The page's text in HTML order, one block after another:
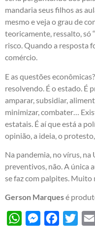
mandaria seus filhos as
mesmo e veja o grau de
teoricamente, ressalto, só
risco. Quando a resposta
comércio.
E as questões
resolvendo. É o estado. É
amparar, subsidiar,
minimizar, combater…
estatais. É aí que está a
opinião, a ideia, o protesto,
Na pandemia, no vírus,
preventivos, não. A única
se faz com palpites.
Gerson Marquesé
WhatsAppMessengerFacebook